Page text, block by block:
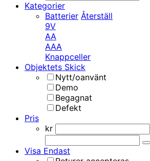
Kategorier
Batterier Återställ
9V
AA
AAA
Knappceller
Objektets Skick
Nytt/oanvänt
Demo
Begagnat
Defekt
Pris
kr
Visa Endast